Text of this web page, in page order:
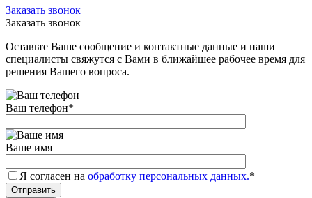
Заказать звонок
Заказать звонок
Оставьте Ваше сообщение и контактные данные и наши
специалисты свяжутся с Вами в ближайшее рабочее время для
решения Вашего вопроса.
Ваш телефон*
Ваше имя
Я согласен на обработку персональных данных.*